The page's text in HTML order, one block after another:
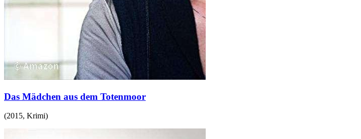
Das Mädchen aus dem Totenmoor
(2015, Krimi)